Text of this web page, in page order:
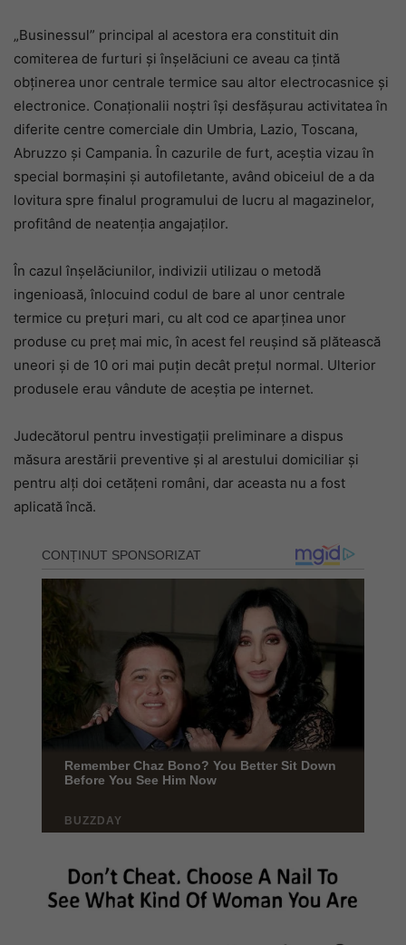
„Businessul” principal al acestora era constituit din
comiterea de furturi și înșelăciuni ce aveau ca țintă
obținerea unor centrale termice sau altor electrocasnice și
electronice. Conaționalii noștri își desfășurau activitatea în
diferite centre comerciale din Umbria, Lazio, Toscana,
Abruzzo și Campania. În cazurile de furt, aceștia vizau în
special bormașini și autofiletante, având obiceiul de a da
lovitura spre finalul programului de lucru al magazinelor,
profitând de neatenția angajaților.
În cazul înșelăciunilor, indivizii utilizau o metodă
ingenioasă, înlocuind codul de bare al unor centrale
termice cu prețuri mari, cu alt cod ce aparținea unor
produse cu preț mai mic, în acest fel reușind să plătească
uneori și de 10 ori mai puțin decât prețul normal. Ulterior
produsele erau vândute de aceștia pe internet.
Judecătorul pentru investigații preliminare a dispus
măsura arestării preventive și al arestului domiciliar și
pentru alți doi cetățeni români, dar aceasta nu a fost
aplicată încă.